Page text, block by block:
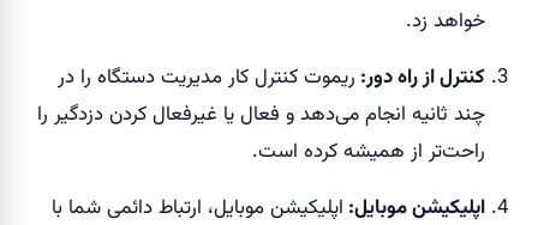
خواهد زد.
کنترل از راه دور: ریموت کنترل کار مدیریت دستگاه را در
چند ثانیه انجام می‌دهد و فعال یا غیرفعال کردن دزدگیر را
راحت‌تر از همیشه کرده است.
اپلیکیشن موبایل: اپلیکیشن موبایل، ارتباط دائمی شما با